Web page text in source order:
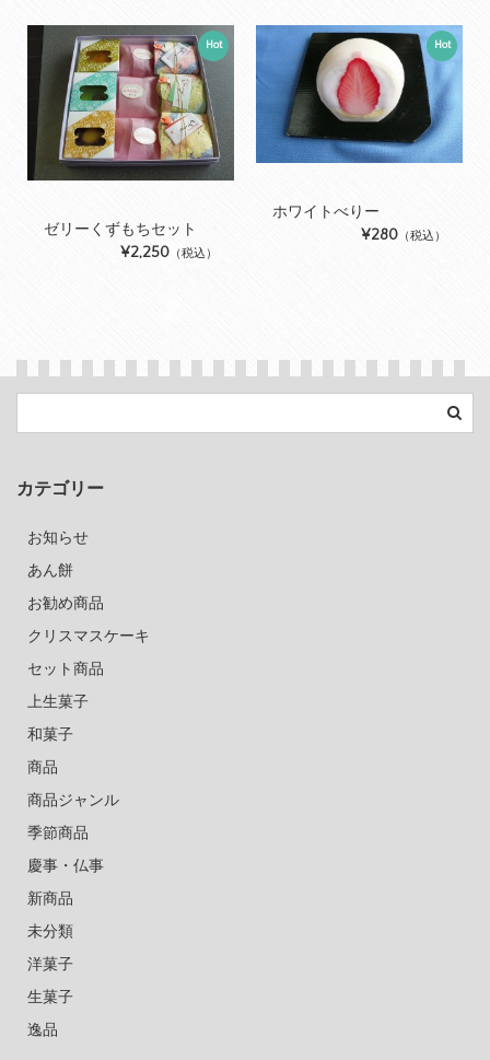
Hot
ゼリーくずもちセット
¥2,250 （税込）
Hot
ホワイトべりー
¥280 （税込）
カテゴリー
お知らせ
あん餅
お勧め商品
クリスマスケーキ
セット商品
上生菓子
和菓子
商品
商品ジャンル
季節商品
慶事・仏事
新商品
未分類
洋菓子
生菓子
逸品